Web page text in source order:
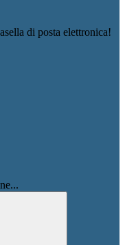
di posta elettronica!